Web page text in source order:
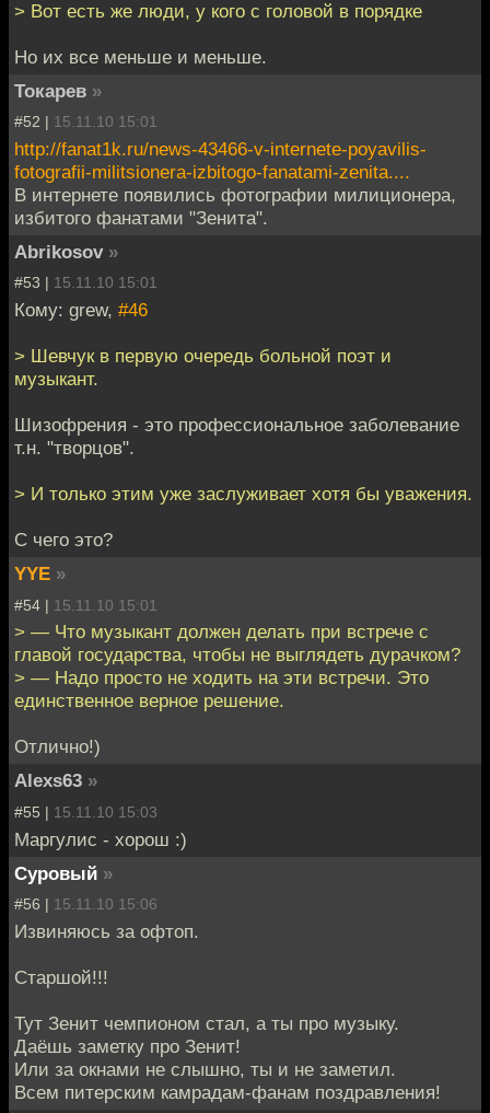
> Вот есть же люди, у кого с головой в порядке
Но их все меньше и меньше.
Токарев »
#52 | 15.11.10 15:01
http://fanat1k.ru/news-43466-v-internete-poyavilis-
fotografii-militsionera-izbitogo-fanatami-zenita....
В интернете появились фотографии милиционера,
избитого фанатами "Зенита".
Abrikosov »
#53 | 15.11.10 15:01
Кому: grew, #46
> Шевчук в первую очередь больной поэт и
музыкант.
Шизофрения - это профессиональное заболевание
т.н. "творцов".
> И только этим уже заслуживает хотя бы уважения.
С чего это?
YYE »
#54 | 15.11.10 15:01
> — Что музыкант должен делать при встрече с
главой государства, чтобы не выглядеть дурачком?
> — Надо просто не ходить на эти встречи. Это
единственное верное решение.
Отлично!)
Alexs63 »
#55 | 15.11.10 15:03
Маргулис - хорош :)
Суровый »
#56 | 15.11.10 15:06
Извиняюсь за офтоп.
Старшой!!!
Тут Зенит чемпионом стал, а ты про музыку.
Даёшь заметку про Зенит!
Или за окнами не слышно, ты и не заметил.
Всем питерским камрадам-фанам поздравления!